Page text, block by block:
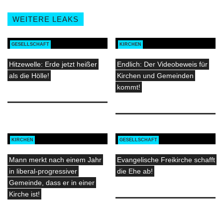
WEITERE LEAKS
GESELLSCHAFT
Hitzewelle: Erde jetzt heißer
als die Hölle!
KIRCHEN
Endlich: Der Videobeweis für
Kirchen und Gemeinden
kommt!
KIRCHEN
Mann merkt nach einem Jahr
in liberal-progressiver
Gemeinde, dass er in einer
Kirche ist!
GESELLSCHAFT
Evangelische Freikirche schafft
die Ehe ab!